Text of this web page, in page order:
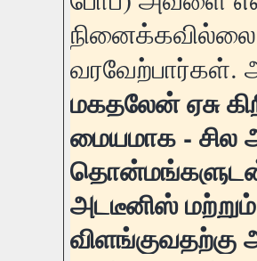
வரவேற்பார்கள்.
மகதலேன் ஏசு
மையமாக -
அடடீனிஸ்